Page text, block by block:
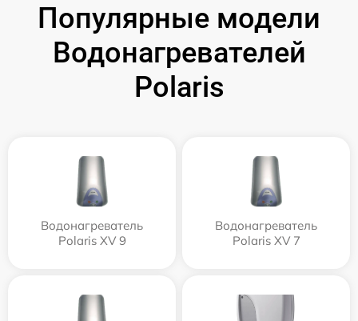
Популярные модели
Водонагревателей
Polaris
Водонагреватель
Polaris XV 9
Водонагреватель
Polaris XV 7